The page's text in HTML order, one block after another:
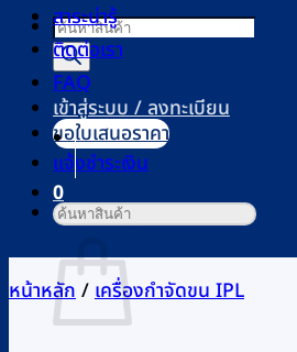
Products
search
เข้าสู่ระบบ / ลงทะเบียน
0
ตะกร้าสินค้า
สาระน่ารู้
ติดต่อเรา
FAQ
ขอใบเสนอราคา
แจ้งชำระเงิน
ค้นหา:
หน้าหลัก/เครื่องกำจัดขน IPL